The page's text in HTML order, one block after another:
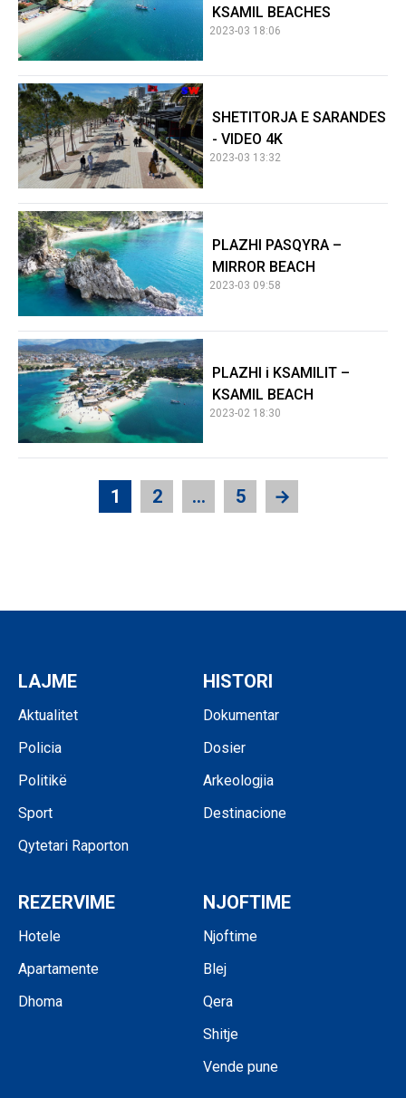
KSAMIL BEACHES
2023-03 18:06
SHETITORJA E SARANDES
- VIDEO 4K
2023-03 13:32
PLAZHI PASQYRA –
MIRROR BEACH
2023-03 09:58
PLAZHI i KSAMILIT –
KSAMIL BEACH
2023-02 18:30
1 2 … 5 →
LAJME
Aktualitet
Policia
Politikë
Sport
Qytetari Raporton
HISTORI
Dokumentar
Dosier
Arkeologjia
Destinacione
REZERVIME
Hotele
Apartamente
Dhoma
NJOFTIME
Njoftime
Blej
Qera
Shitje
Vende pune